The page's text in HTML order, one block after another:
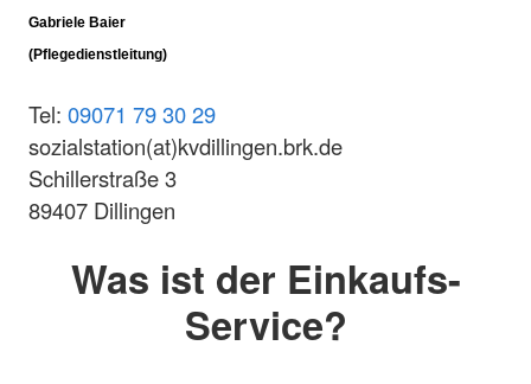
Gabriele Baier
(Pflegedienstleitung)
Tel: 09071 79 30 29
sozialstation(at)kvdillingen.brk.de
Schillerstraße 3
89407 Dillingen
Was ist der Einkaufs-
Service?